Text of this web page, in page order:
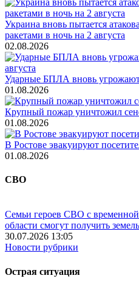
Украина вновь пытается
ракетами в ночь на 2 августа
02.08.2026
Ударные БПЛА вновь угрожают
01.08.2026
Крупный пожар уничтожил
01.08.2026
В Ростове эвакуируют
01.08.2026
СВО
Семьи героев СВО с временной
области смогут получить
30.07.2026 13:05
Новости рубрики
Острая ситуация